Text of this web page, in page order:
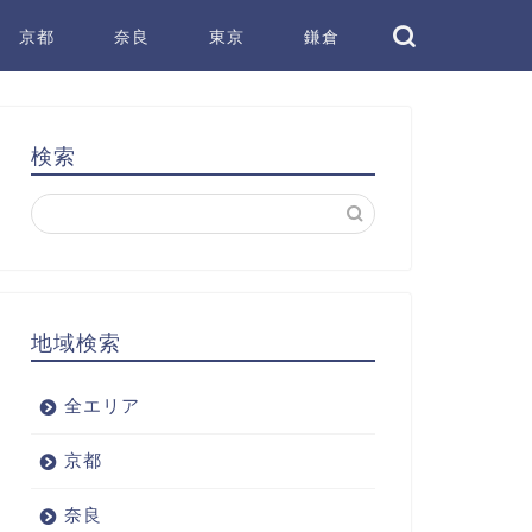
京都 奈良 東京 鎌倉
検索
地域検索
全エリア
京都
奈良